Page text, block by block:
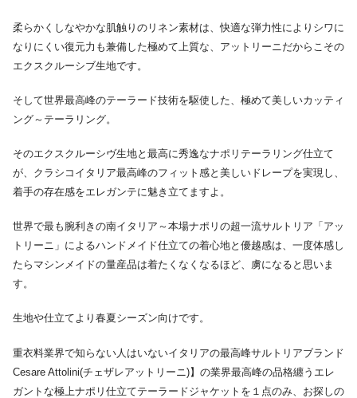
柔らかくしなやかな肌触りのリネン素材は、快適な弾力性によりシワに
なりにくい復元力も兼備した極めて上質な、アットリーニだからこその
エクスクルーシブ生地です。
そして世界最高峰のテーラード技術を駆使した、極めて美しいカッティ
ング～テーラリング。
そのエクスクルーシヴ生地と最高に秀逸なナポリテーラリング仕立て
が、クラシコイタリア最高峰のフィット感と美しいドレープを実現し、
着手の存在感をエレガンテに魅き立てますよ。
世界で最も腕利きの南イタリア～本場ナポリの超一流サルトリア「アッ
トリーニ」によるハンドメイド仕立ての着心地と優越感は、一度体感し
たらマシンメイドの量産品は着たくなくなるほど、虜になると思いま
す。
生地や仕立てより春夏シーズン向けです。
重衣料業界で知らない人はいないイタリアの最高峰サルトリアブランド
Cesare Attolini(チェザレアットリーニ)】の業界最高峰の品格纏うエレ
ガントな極上ナポリ仕立てテーラードジャケットを１点のみ、お探しの